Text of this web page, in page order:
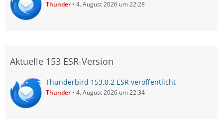
Thunder 4. August 2026 um 22:28
Aktuelle 153 ESR-Version
Thunderbird 153.0.2 ESR veröffentlicht
Thunder 4. August 2026 um 22:34